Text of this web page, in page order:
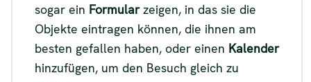
sogar ein Formularzeigen, in das sie die
Objekte eintragen können, die ihnen am
besten gefallen haben, oder einen Kalender
hinzufügen, um den Besuch gleich zu